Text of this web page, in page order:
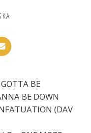
BE
BE DOWN
(DAV